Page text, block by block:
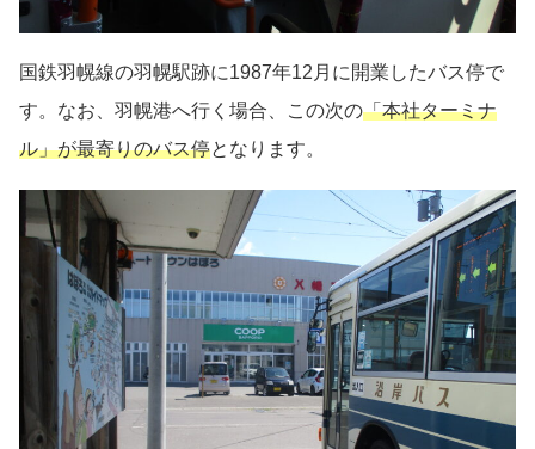
国鉄羽幌線の羽幌駅跡に1987年12月に開業したバス停で
す。なお、羽幌港へ行く場合、この次の「本社ターミナ
ル」が最寄りのバス停となります。